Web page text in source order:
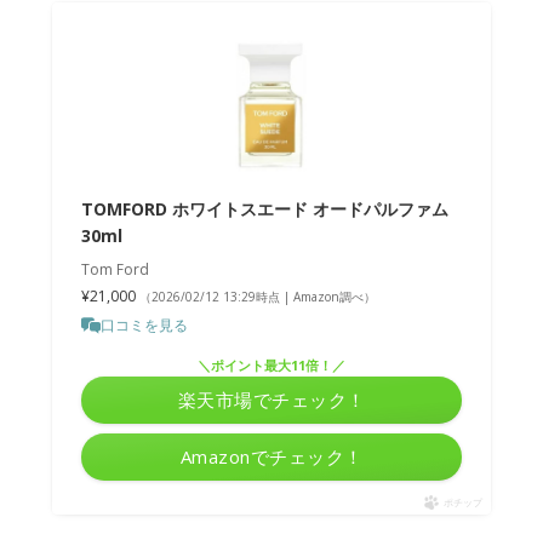
TOMFORD ホワイトスエード オードパルファム
30ml
Tom Ford
¥21,000
（2026/02/12 13:29時点 | Amazon調べ）
口コミを見る
Amazonでチェック！
＼ポイント最大11倍！／
楽天市場でチェック！
ポチップ